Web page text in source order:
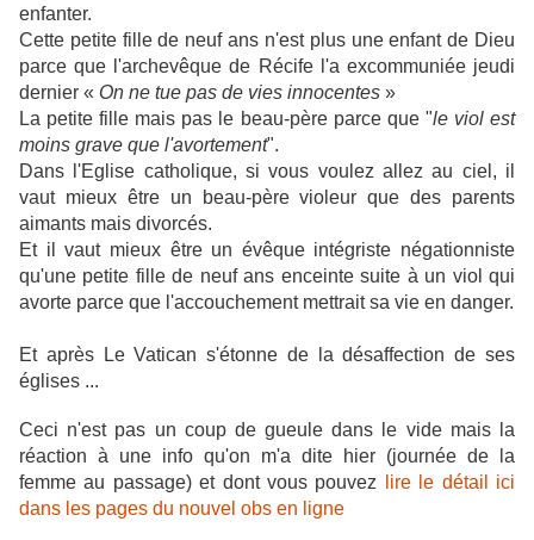
enfanter.
Cette petite fille de neuf ans n'est plus une enfant de Dieu
parce que l'archevêque de Récife l'a excommuniée jeudi
dernier « On ne tue pas de vies innocentes »
La petite fille mais pas le beau-père parce que "le viol est
moins grave que l'avortement".
Dans l'Eglise catholique, si vous voulez allez au ciel, il
vaut mieux être un beau-père violeur que des parents
aimants mais divorcés.
Et il vaut mieux être un évêque intégriste négationniste
qu'une petite fille de neuf ans enceinte suite à un viol qui
avorte parce que l'accouchement mettrait sa vie en danger.
Et après Le Vatican s'étonne de la désaffection de ses
églises ...
Ceci n'est pas un coup de gueule dans le vide mais la
réaction à une info qu'on m'a dite hier (journée de la
femme au passage) et dont vous pouvez
lire le détail ici
dans les pages du nouvel obs en ligne